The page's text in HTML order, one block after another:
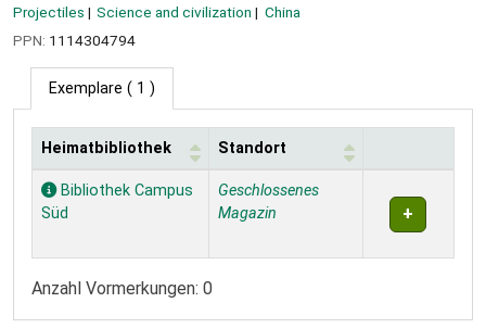
Projectiles
Science and civilization
China
PPN: 1114304794
Exemplare ( 1 )
Exemplare
Heimatbibliothek Standort
Bibliothek Campus
Süd
Geschlossenes
Magazin
Anzahl Vormerkungen: 0